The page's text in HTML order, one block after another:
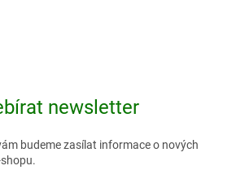
newsletter
budeme zasílat informace o nových